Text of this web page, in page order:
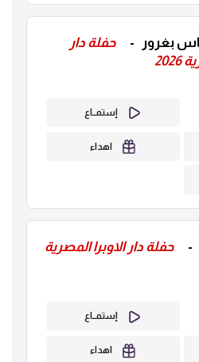
بغرور -
حفلة دار
إستمــاع
اهداء
-
حفلة دار الاوبرا المصرية
إستمــاع
اهداء